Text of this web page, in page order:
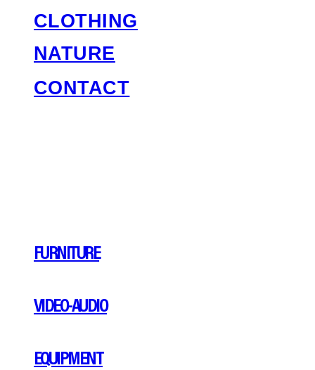
CLOTHING
NATURE
CONTACT
FURNITURE
VIDEO-AUDIO
EQUIPMENT